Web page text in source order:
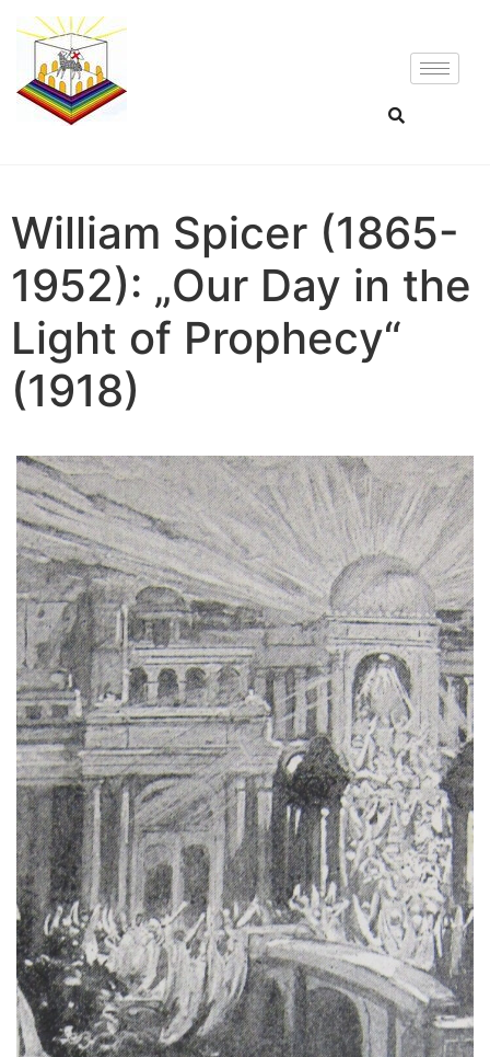
William Spicer (1865-
1952): „Our Day in the
Light of Prophecy“
(1918)